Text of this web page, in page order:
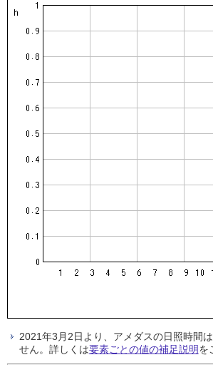
2021年3月2日より、アメダスの日照時間
せん。詳しくは要素ごとの値の補足説明を